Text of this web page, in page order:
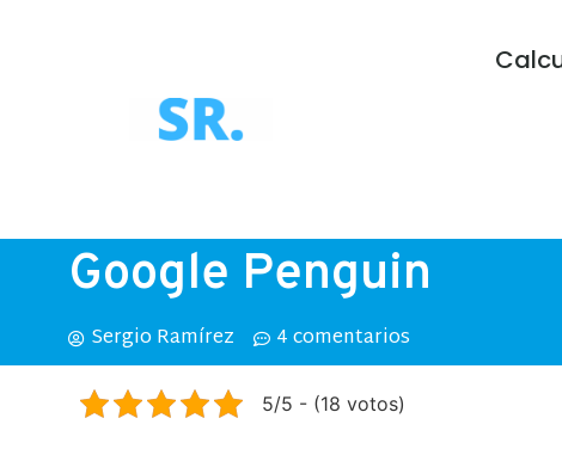
Google Penguin
Sergio Ramírez 4 comentarios
5/5 - (18 votos)